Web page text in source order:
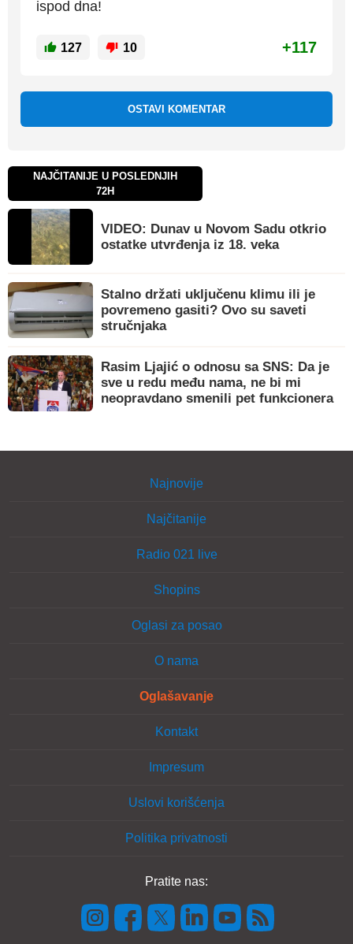
ispod dna!
127 10 +117
OSTAVI KOMENTAR
NAJČITANIJE U POSLEDNJIH
72H
VIDEO: Dunav u Novom Sadu otkrio
ostatke utvrđenja iz 18. veka
Stalno držati uključenu klimu ili je
povremeno gasiti? Ovo su saveti
stručnjaka
Rasim Ljajić o odnosu sa SNS: Da je
sve u redu među nama, ne bi mi
neopravdano smenili pet funkcionera
Najnovije
Najčitanije
Radio 021 live
Shopins
Oglasi za posao
O nama
Oglašavanje
Kontakt
Impresum
Uslovi korišćenja
Politika privatnosti
Pratite nas: